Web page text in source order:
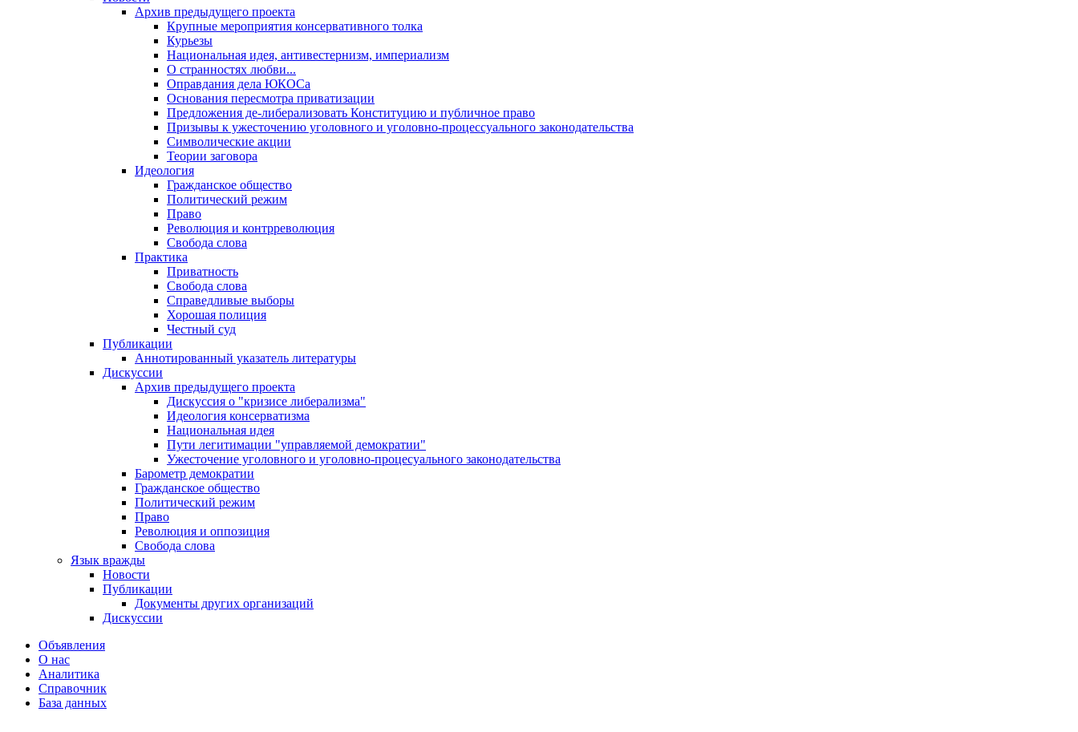
Архив предыдущего проекта
Крупные мероприятия консервативного толка
Курьезы
Национальная идея, антивестернизм, империализм
О странностях любви...
Оправдания дела ЮКОСа
Основания пересмотра приватизации
Предложения де-либерализовать Конституцию и публичное право
Призывы к ужесточению уголовного и уголовно-процессуального законодательства
Символические акции
Теории заговора
Идеология
Гражданское общество
Политический режим
Право
Революция и контрреволюция
Свобода слова
Практика
Приватность
Свобода слова
Справедливые выборы
Хорошая полиция
Честный суд
Публикации
Аннотированный указатель литературы
Дискуссии
Архив предыдущего проекта
Дискуссия о "кризисе либерализма"
Идеология консерватизма
Национальная идея
Пути легитимации "управляемой демократии"
Ужесточение уголовного и уголовно-процесуального законодательства
Барометр демократии
Гражданское общество
Политический режим
Право
Революция и оппозиция
Свобода слова
Язык вражды
Новости
Публикации
Документы других организаций
Дискуссии
Объявления
О нас
Аналитика
Справочник
База данных